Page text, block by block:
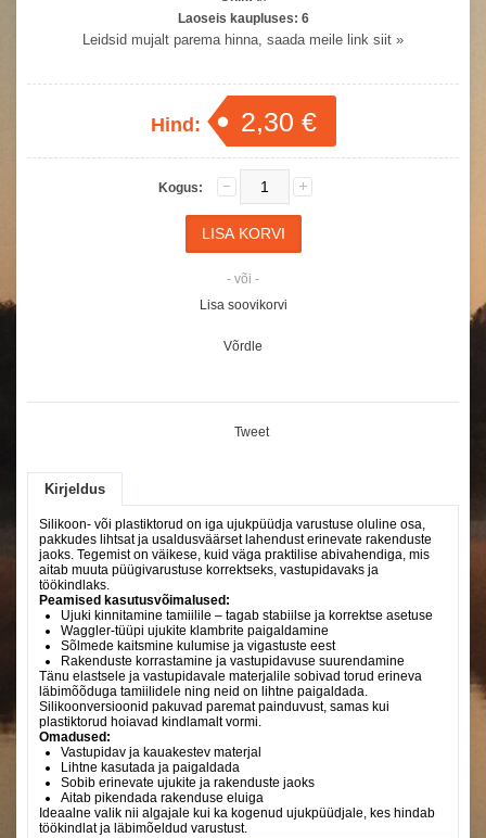
Laoseis kaupluses: 6
Leidsid mujalt parema hinna, saada meile link siit »
Hind: 2,30 €
Kogus:
- või -
Lisa soovikorvi
Võrdle
Tweet
Kirjeldus
Silikoon- või plastiktorud on iga ujukpüüdja varustuse oluline osa,
pakkudes lihtsat ja usaldusväärset lahendust erinevate rakenduste
jaoks. Tegemist on väikese, kuid väga praktilise abivahendiga, mis
aitab muuta püügivarustuse korrektseks, vastupidavaks ja
töökindlaks.
Peamised kasutusvõimalused:
Ujuki kinnitamine tamiilile – tagab stabiilse ja korrektse asetuse
Waggler-tüüpi ujukite klambrite paigaldamine
Sõlmede kaitsmine kulumise ja vigastuste eest
Rakenduste korrastamine ja vastupidavuse suurendamine
Tänu elastsele ja vastupidavale materjalile sobivad torud erineva
läbimõõduga tamiilidele ning neid on lihtne paigaldada.
Silikoonversioonid pakuvad paremat painduvust, samas kui
plastiktorud hoiavad kindlamalt vormi.
Omadused:
Vastupidav ja kauakestev materjal
Lihtne kasutada ja paigaldada
Sobib erinevate ujukite ja rakenduste jaoks
Aitab pikendada rakenduse eluiga
Ideaalne valik nii algajale kui ka kogenud ujukpüüdjale, kes hindab
töökindlat ja läbimõeldud varustust.